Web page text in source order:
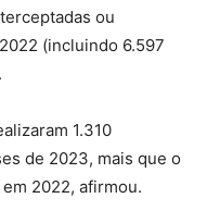
ou
(incluindo 6.597
1.310
de 2023, mais que o
2022, afirmou.